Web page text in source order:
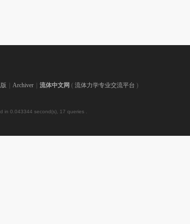
Archiver 流体中文网 ( 流体力学专业交流平台 )
in 0.043344 second(s), 17 queries .